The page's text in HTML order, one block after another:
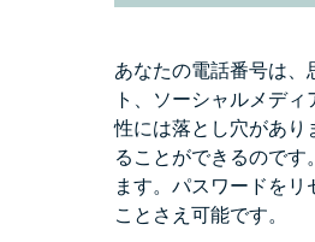
あなたの電話番号は
ト、ソーシャルメデ
性には落とし穴があり
ることができるので
ます。パスワードを
ことさえ可能です。